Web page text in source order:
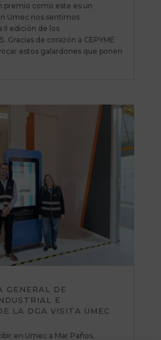
premio como este es un
Umec nos sentimos
II edición de los
Gracias de corazón a CEPYME
estos galardones que ponen
GENERAL DE
E
LA DGA VISITA UMEC
en Umec a Mar Paños,